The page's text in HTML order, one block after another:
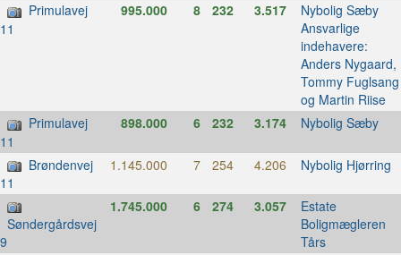
Primulavej
11
995.000 8 232 3.517 Nybolig Sæby
Ansvarlige
indehavere:
Anders Nygaard,
Tommy Fuglsang
og Martin Riise
Primulavej
11
898.000 6 232 3.174 Nybolig Sæby
Brøndenvej
11
1.145.000 7 254 4.206 Nybolig Hjørring
Søndergårdsvej
9
1.745.000 6 274 3.057 Estate
Boligmægleren
Tårs